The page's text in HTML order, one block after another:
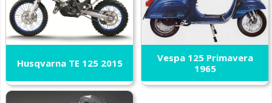
Husqvarna TE 125 2015
Vespa 125 Primavera
1965